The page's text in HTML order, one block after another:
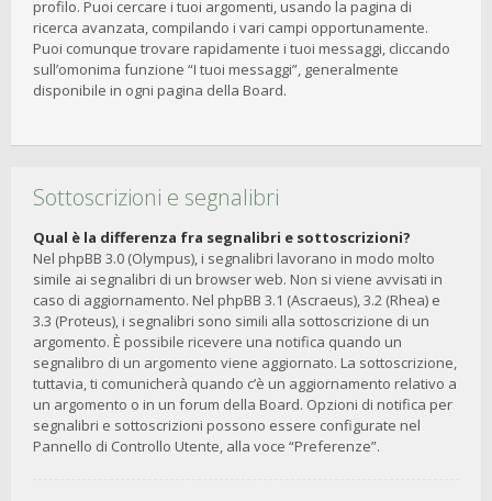
profilo. Puoi cercare i tuoi argomenti, usando la pagina di
ricerca avanzata, compilando i vari campi opportunamente.
Puoi comunque trovare rapidamente i tuoi messaggi, cliccando
sull’omonima funzione “I tuoi messaggi”, generalmente
disponibile in ogni pagina della Board.
Sottoscrizioni e segnalibri
Qual è la differenza fra segnalibri e sottoscrizioni?
Nel phpBB 3.0 (Olympus), i segnalibri lavorano in modo molto
simile ai segnalibri di un browser web. Non si viene avvisati in
caso di aggiornamento. Nel phpBB 3.1 (Ascraeus), 3.2 (Rhea) e
3.3 (Proteus), i segnalibri sono simili alla sottoscrizione di un
argomento. È possibile ricevere una notifica quando un
segnalibro di un argomento viene aggiornato. La sottoscrizione,
tuttavia, ti comunicherà quando c’è un aggiornamento relativo a
un argomento o in un forum della Board. Opzioni di notifica per
segnalibri e sottoscrizioni possono essere configurate nel
Pannello di Controllo Utente, alla voce “Preferenze”.